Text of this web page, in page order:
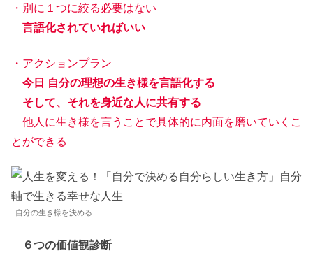
・別に１つに絞る必要はない
言語化されていればいい
・アクションプラン
今日 自分の理想の生き様を言語化する
そして、それを身近な人に共有する
他人に生き様を言うことで具体的に内面を磨いていくこ
とができる
自分の生き様を決める
６つの価値観診断